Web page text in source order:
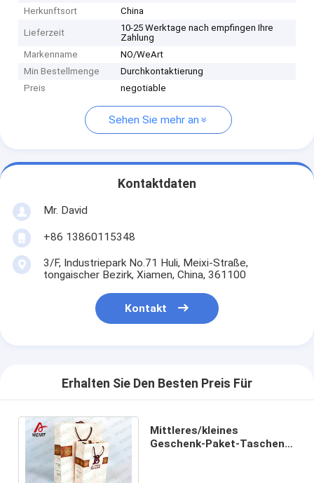
Herkunftsort
China
Lieferzeit
10-25 Werktage nach empfingen Ihre
Zahlung
Markenname
NO/WeArt
Min Bestellmenge
Durchkontaktierung
Preis
negotiable
Sehen Sie mehr an
Kontaktdaten
Mr. David
+86 13860115348
3/F, Industriepark No.71 Huli, Meixi-Straße,
tongaischer Bezirk, Xiamen, China, 361100
Kontakt
Erhalten Sie Den Besten Preis Für
Mittleres/kleines
Geschenk-Paket-Taschen-